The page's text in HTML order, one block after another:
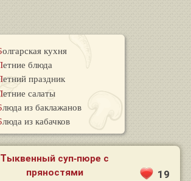
Болгарская кухня
Летние блюда
Летний праздник
Летние салаты
Блюда из баклажанов
Блюда из кабачков
Тыквенный суп-пюре с
пряностями 19